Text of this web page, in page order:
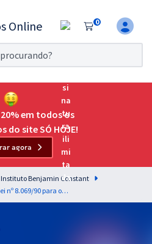
0
por 7 dias!
para o Exame da
as principais
20% em todos os
do site SÓ HOJE!
agora
Instituto Benjamin Constant
IBC - Instituto Benjamin Constant - Lei nº 8.069/90 para os Cargos de Nível Médio - Professor: Eduardo Galante (Pré-edital)